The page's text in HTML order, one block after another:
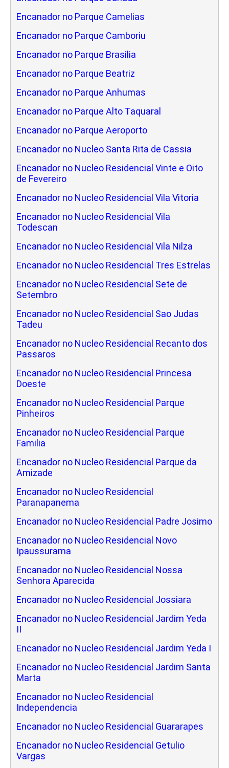
Encanador no Parque Camelias
Encanador no Parque Camboriu
Encanador no Parque Brasilia
Encanador no Parque Beatriz
Encanador no Parque Anhumas
Encanador no Parque Alto Taquaral
Encanador no Parque Aeroporto
Encanador no Nucleo Santa Rita de Cassia
Encanador no Nucleo Residencial Vinte e Oito
de Fevereiro
Encanador no Nucleo Residencial Vila Vitoria
Encanador no Nucleo Residencial Vila
Todescan
Encanador no Nucleo Residencial Vila Nilza
Encanador no Nucleo Residencial Tres Estrelas
Encanador no Nucleo Residencial Sete de
Setembro
Encanador no Nucleo Residencial Sao Judas
Tadeu
Encanador no Nucleo Residencial Recanto dos
Passaros
Encanador no Nucleo Residencial Princesa
Doeste
Encanador no Nucleo Residencial Parque
Pinheiros
Encanador no Nucleo Residencial Parque
Familia
Encanador no Nucleo Residencial Parque da
Amizade
Encanador no Nucleo Residencial
Paranapanema
Encanador no Nucleo Residencial Padre Josimo
Encanador no Nucleo Residencial Novo
Ipaussurama
Encanador no Nucleo Residencial Nossa
Senhora Aparecida
Encanador no Nucleo Residencial Jossiara
Encanador no Nucleo Residencial Jardim Yeda
II
Encanador no Nucleo Residencial Jardim Yeda I
Encanador no Nucleo Residencial Jardim Santa
Marta
Encanador no Nucleo Residencial
Independencia
Encanador no Nucleo Residencial Guararapes
Encanador no Nucleo Residencial Getulio
Vargas